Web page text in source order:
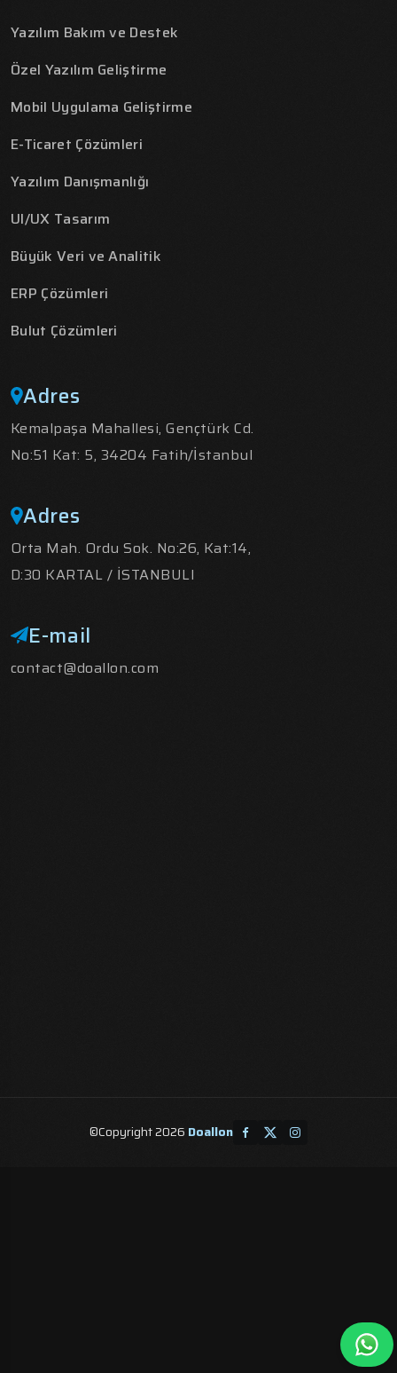
Yazılım Bakım ve Destek
Özel Yazılım Geliştirme
Mobil Uygulama Geliştirme
E-Ticaret Çözümleri
Yazılım Danışmanlığı
UI/UX Tasarım
Büyük Veri ve Analitik
ERP Çözümleri
Bulut Çözümleri
Adres
Kemalpaşa Mahallesi, Gençtürk Cd.
No:51 Kat: 5, 34204 Fatih/İstanbul
Adres
Orta Mah. Ordu Sok. No:26, Kat:14,
D:30 KARTAL / İSTANBULl
E-mail
contact@doallon.com
©Copyright 2026 Doallon